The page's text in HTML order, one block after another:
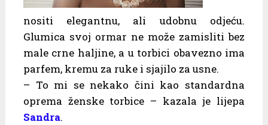
nositi elegantnu, ali udobnu odjeću.
Glumica svoj ormar ne može zamisliti bez
male crne haljine, a u torbici obavezno ima
parfem, kremu za ruke i sjajilo za usne.
– To mi se nekako čini kao standardna
oprema ženske torbice – kazala je lijepa
Sandra.